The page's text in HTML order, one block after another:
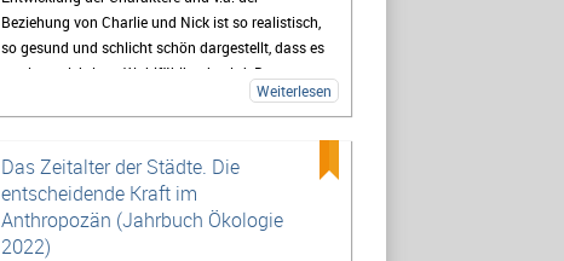
Beziehung von Charlie und Nick ist so realistisch,
so gesund und schlicht schön dargestellt, dass es
zu einem richtigen Wohlfühlbuch wird. Der
Zeichenstil ist sanft und minimalistisch, was die
Bilder umso ausdrucksstärker macht.
Weiterlesen
Das Zeitalter der Städte. Die
entscheidende Kraft im
Anthropozän (Jahrbuch Ökologie
2022)